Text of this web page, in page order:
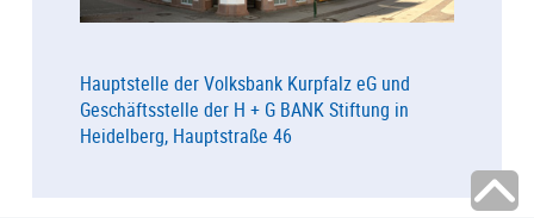
Hauptstelle der Volksbank Kurpfalz eG und
Geschäftsstelle der H + G BANK Stiftung in
Heidelberg, Hauptstraße 46